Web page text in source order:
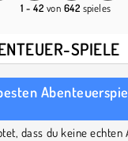
1 - 42 von 642 spieles
SPIELE
dass du keine echten